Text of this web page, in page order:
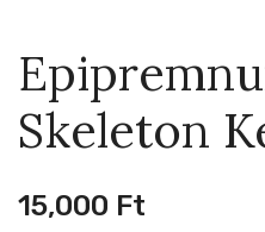
Skeleton
15,000 Ft